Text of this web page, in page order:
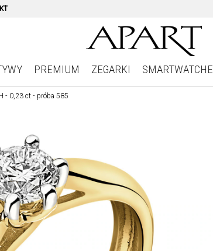
PREMIUM ZEGARKI SMARTWATCHE
- 0,23 ct - próba 585